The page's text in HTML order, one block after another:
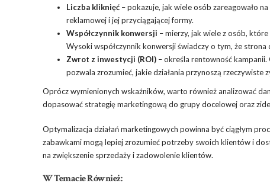
Liczba kliknięć – pokazuje, jak wiele osób zareagowało
reklamowej i jej przyciągającej formy.
Współczynnik konwersji – mierzy, jak wiele z osób,
Wysoki współczynnik konwersji świadczy o tym, że
Zwrot z inwestycji (ROI) – określa rentowność
pozwala zrozumieć, jakie działania przynoszą rzeczywiste
Oprócz wymienionych wskaźników, warto również analizować
dopasować strategię marketingową do grupy docelowej oraz
Optymalizacja działań marketingowych powinna być ciągłym
zabawkami mogą lepiej zrozumieć potrzeby swoich klientów i
na zwiększenie sprzedaży i zadowolenie klientów.
W Temacie Również: